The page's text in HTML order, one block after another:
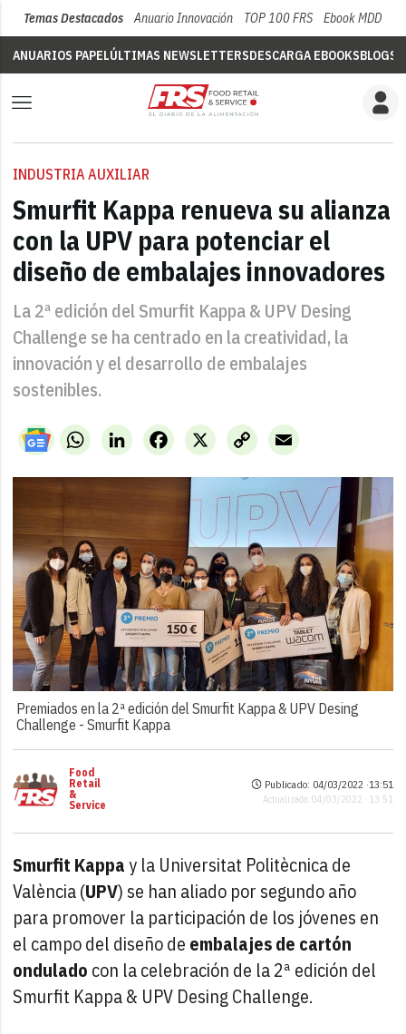
Temas Destacados Anuario Innovación TOP 100 FRS Ebook MDD
ANUARIOS PAPELÚLTIMAS NEWSLETTERSDESCARGA EBOOKSBLOGS
INDUSTRIA AUXILIAR
Smurfit Kappa renueva su alianza
con la UPV para potenciar el
diseño de embalajes innovadores
La 2ª edición del Smurfit Kappa & UPV Desing
Challenge se ha centrado en la creatividad, la
innovación y el desarrollo de embalajes
sostenibles.
WhatsAppLinkedIn X
Facebook
Copy
Link
Email
Premiados en la 2ª edición del Smurfit Kappa & UPV Desing
Challenge -Smurfit Kappa
Food
Retail
&
Service
Publicado: 04/03/2022 ·13:51
Actualizado: 04/03/2022 · 13:51
Smurfit Kappay la Universitat Politècnica de
València (UPV) se han aliado por segundo año
para promover la participación de los jóvenes en
el campo del diseño de embalajes de cartón
ondulado con la celebración de la 2ª edición del
Smurfit Kappa & UPV Desing Challenge.